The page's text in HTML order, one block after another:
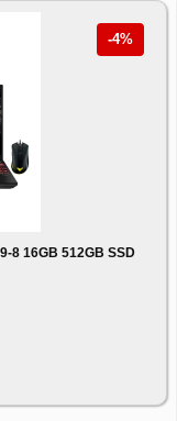
-4%
8 16GB 512GB SSD